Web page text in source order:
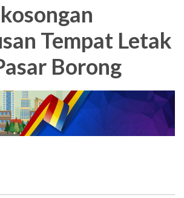
Tempat Letak
Borong